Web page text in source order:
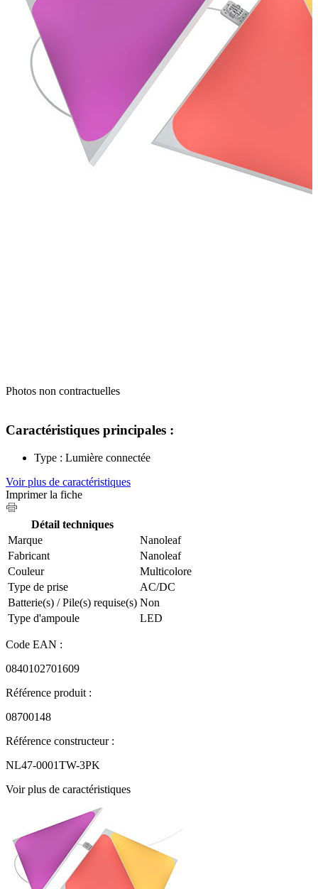
Photos non contractuelles
Caractéristiques principales :
Type : Lumière connectée
Voir plus de caractéristiques
Imprimer la fiche
Détail techniques
Marque
‎Nanoleaf
Fabricant
‎Nanoleaf
Couleur
‎Multicolore
Type de prise
‎AC/DC
Batterie(s) / Pile(s) requise(s) ‎Non
Type d'ampoule
‎LED
Code EAN :
0840102701609
Référence produit :
08700148
Référence constructeur :
NL47-0001TW-3PK
Voir plus de caractéristiques